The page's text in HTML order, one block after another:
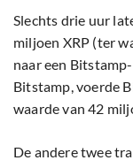
Slechts drie uur
miljoen XRP (ter
naar een
Bitstamp, voerde
waarde van 42
De andere twee